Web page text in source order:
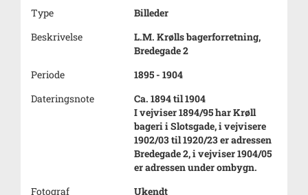
Type
Billeder
Beskrivelse
L.M. Krølls bagerforretning,
Bredegade 2
Periode
1895 - 1904
Dateringsnote
Ca. 1894 til 1904
I vejviser 1894/95 har Krøll
bageri i Slotsgade, i vejvisere
1902/03 til 1920/23 er adressen
Bredegade 2, i vejviser 1904/05
er adressen under ombygn.
Fotograf
Ukendt